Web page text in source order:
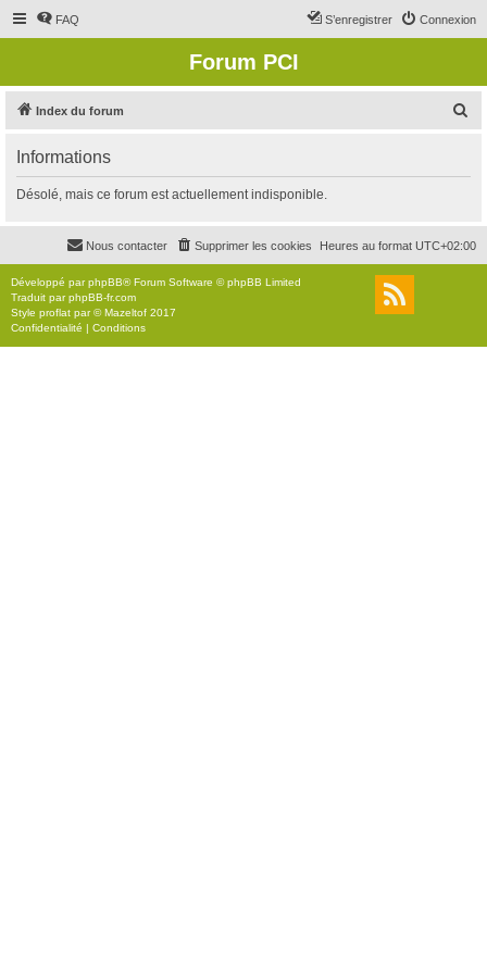
FAQ Connexion
S’enregistrer
Forum PCI
Index du forum
r
c
r
Informations
Désolé, mais ce forum est actuellement indisponible.
Heures au format UTC+02:00
Supprimer les cookies
Nous contacter
Développé parphpBB® Forum Software © phpBB Limited
Traduit parphpBB-fr.com
Style proflat par ©Mazeltof 2017
Confidentialité | Conditions